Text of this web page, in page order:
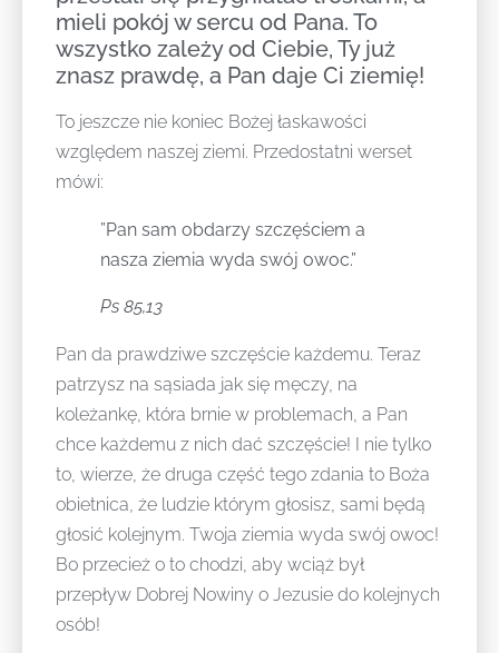
mieli pokój w sercu od Pana. To
wszystko zależy od Ciebie, Ty już
znasz prawdę, a Pan daje Ci ziemię!
To jeszcze nie koniec Bożej łaskawości
względem naszej ziemi. Przedostatni werset
mówi:
”Pan sam obdarzy szczęściem a
nasza ziemia wyda swój owoc.”
Ps 85,13
Pan da prawdziwe szczęście każdemu. Teraz
patrzysz na sąsiada jak się męczy, na
koleżankę, która brnie w problemach, a Pan
chce każdemu z nich dać szczęście! I nie tylko
to, wierze, że druga część tego zdania to Boża
obietnica, że ludzie którym głosisz, sami będą
głosić kolejnym. Twoja ziemia wyda swój owoc!
Bo przecież o to chodzi, aby wciąż był
przepływ Dobrej Nowiny o Jezusie do kolejnych
osób!